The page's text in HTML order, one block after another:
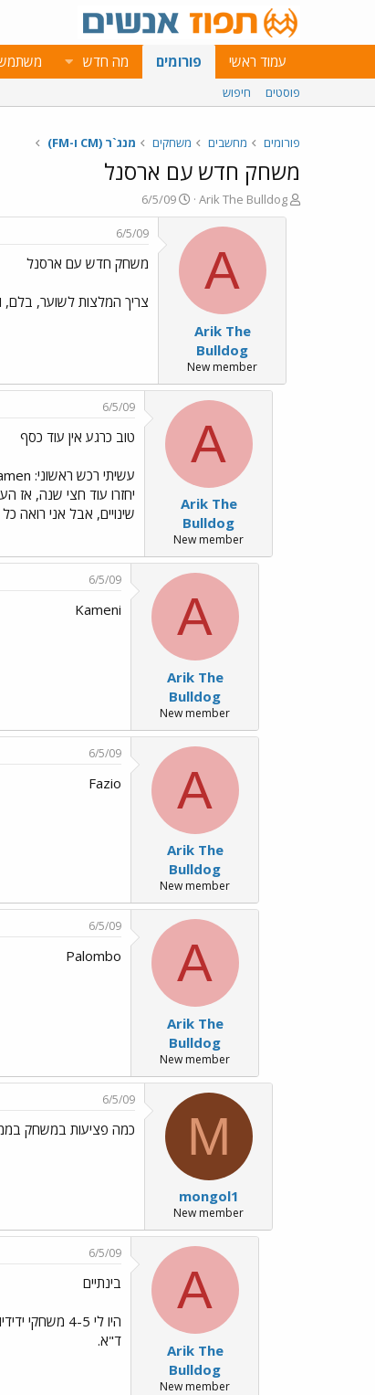
עמוד ראשי פורומים מה חדש
פוסטים חיפוש
פורומים מחשבים משחקים מנג`ר (CM ו-FM)
משחק חדש עם ארסנל
פ
ו
Arik The Bulldog
פ
ו
6/5/09
A
Arik The
Bulldog
New member
6/5/09
משחק חדש עם ארסנל
צריך המלצות לשוער, בלם,
A
Arik The
Bulldog
New member
6/5/09
טוב כרגע אין עוד כסף
שינויים, אבל אני רואה
A
Arik The
Bulldog
New member
6/5/09
Kameni
A
Arik The
Bulldog
New member
6/5/09
Fazio
A
Arik The
Bulldog
New member
6/5/09
Palombo
M
mongol1
New member
6/5/09
כמה פציעות במשחק
A
Arik The
Bulldog
New member
6/5/09
בינתיים
ד"א.